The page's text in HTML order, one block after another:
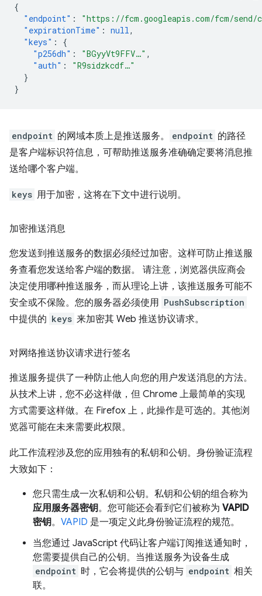
{
"endpoint" :
"https://fcm.googleapis.com/fcm/send/
"expirationTime" : null ,
"keys" :
{
"p256dh" : "BGyyVt9FFV…" ,
"auth" :
"R9sidzkcdf…"
}
}
endpoint 的网域本质上是推送服务。 endpoint 的路径
是客户端标识符信息，可帮助推送服务准确确定要将消息推
送给哪个客户端。
keys 用于加密，这将在下文中进行说明。
加密推送消息
您发送到推送服务的数据必须经过加密。这样可防止推送服
务查看您发送给客户端的数据。 请注意，浏览器供应商会
决定使用哪种推送服务，而从理论上讲，该推送服务可能不
安全或不保险。您的服务器必须使用 PushSubscription
中提供的 keys 来加密其 Web 推送协议请求。
对网络推送协议请求进行签名
推送服务提供了一种防止他人向您的用户发送消息的方法。
从技术上讲，您不必这样做，但 Chrome 上最简单的实现
方式需要这样做。在 Firefox 上，此操作是可选的。其他浏
览器可能在未来需要此权限。
此工作流程涉及您的应用独有的私钥和公钥。身份验证流程
大致如下：
您只需生成一次私钥和公钥。私钥和公钥的组合称为
应用服务器密钥。您可能还会看到它们被称为 VAPID
密钥。 VAPID 是一项定义此身份验证流程的规范。
当您通过 JavaScript 代码让客户端订阅推送通知时，
您需要提供自己的公钥。当推送服务为设备生成
endpoint 时，它会将提供的公钥与 endpoint 相关
联。